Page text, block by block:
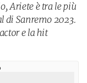
Ariete è tra le più
di Sanremo 2023.
e la hit